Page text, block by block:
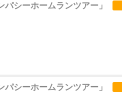
シーホームランツアー」
シーホームランツアー」